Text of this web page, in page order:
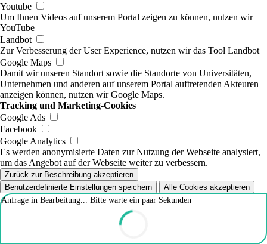
Youtube
Um Ihnen Videos auf unserem Portal zeigen zu können, nutzen wir
YouTube
Landbot
Zur Verbesserung der User Experience, nutzen wir das Tool Landbot
Google Maps
Damit wir unseren Standort sowie die Standorte von Universitäten,
Unternehmen und anderen auf unserem Portal auftretenden Akteuren
anzeigen können, nutzen wir Google Maps.
Tracking und Marketing-Cookies
Google Ads
Facebook
Google Analytics
Es werden anonymisierte Daten zur Nutzung der Webseite analysiert,
um das Angebot auf der Webseite weiter zu verbessern.
Zurück zur Beschreibung akzeptieren
Benutzerdefinierte Einstellungen speichern
Alle Cookies akzeptieren
Anfrage in Bearbeitung... Bitte warte ein paar Sekunden